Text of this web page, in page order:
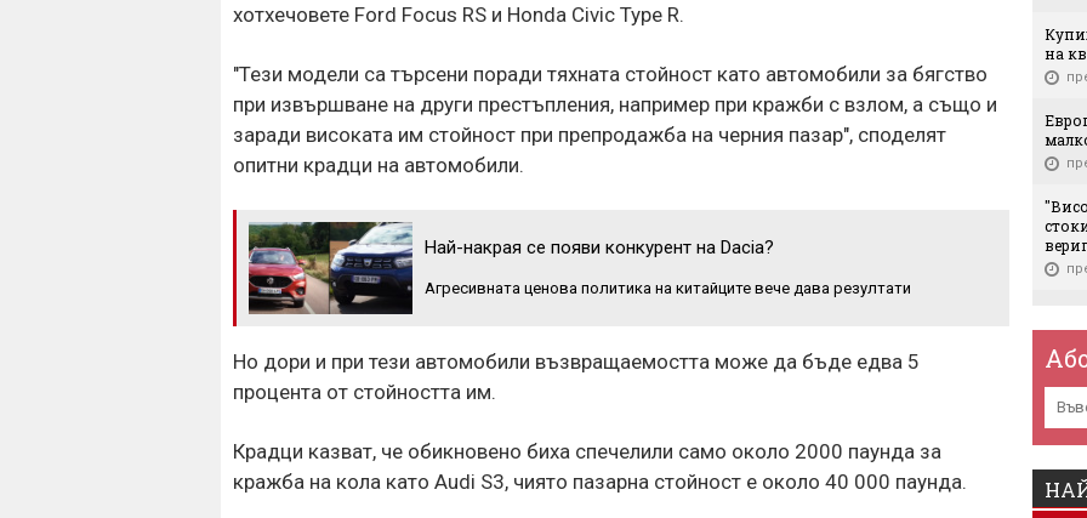
хотхечовете Ford Focus RS и Honda Civic Type R.
"Тези модели са търсени поради тяхната стойност като автомобили за бягство
при извършване на други престъпления, например при кражби с взлом, а също и
заради високата им стойност при препродажба на черния пазар", споделят
опитни крадци на автомобили.
Най-накрая се появи конкурент на Dacia?
Агресивната ценова политика на китайците вече дава резултати
Но дори и при тези автомобили възвращаемостта може да бъде едва 5
процента от стойността им.
Крадци казват, че обикновено биха спечелили само около 2000 паунда за
кражба на кола като Audi S3, чиято пазарна стойност е около 40 000 паунда.
на